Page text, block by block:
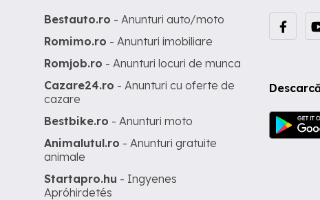
Bestauto.ro - Anunturi auto/moto
Romimo.ro - Anunturi imobiliare
Romjob.ro - Anunturi locuri de munca
Cazare24.ro - Anunturi cu oferte de
cazare
Bestbike.ro - Anunturi moto
Animalutul.ro - Anunturi gratuite
animale
Startapro.hu - Ingyenes
Apróhirdetés